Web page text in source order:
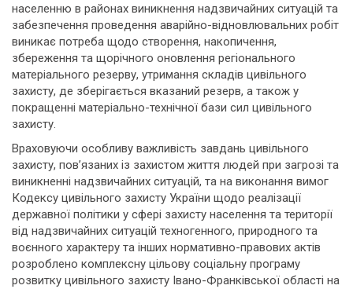
населенню в районах виникнення надзвичайних ситуацій та
забезпечення проведення аварійно-відновлювальних робіт
виникає потреба щодо створення, накопичення,
збереження та щорічного оновлення регіонального
матеріального резерву, утримання складів цивільного
захисту, де зберігається вказаний резерв, а також у
покращенні матеріально-технічної бази сил цивільного
захисту.
Враховуючи особливу важливість завдань цивільного
захисту, пов’язаних із захистом життя людей при загрозі та
виникненні надзвичайних ситуацій, та на виконання вимог
Кодексу цивільного захисту України щодо реалізації
державної політики у сфері захисту населення та території
від надзвичайних ситуацій техногенного, природного та
воєнного характеру та інших нормативно-правових актів
розроблено комплексну цільову соціальну програму
розвитку цивільного захисту Івано-Франківської області на